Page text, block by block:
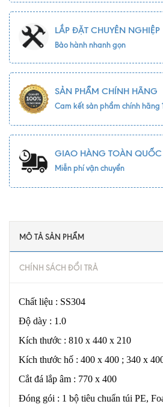
LẮP ĐẶT CHUYÊN NGHIỆP
Bảo hành nhanh gọn
SẢN PHẨM CHÍNH HÃNG
Cam kết sản phẩm chính hãng
GIAO HÀNG TOÀN QUỐC
Miễn phí vận chuyển
MÔ TẢ SẢN PHẨM
CHÍNH SÁCH ĐỔI TRẢ
Chất liệu : SS304
Độ dày : 1.0
Kích thước : 810 x 440 x 210
Kích thước hố : 400 x 400 ; 340 x
Cắt đá lắp âm : 770 x 400
Đóng gói : 1 bộ tiêu chuẩn túi PE,